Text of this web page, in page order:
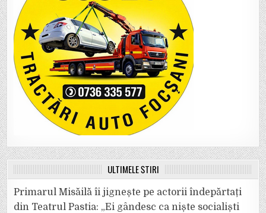
ULTIMELE ȘTIRI
Primarul Misăilă îi jignește pe actorii îndepărtați
din Teatrul Pastia: „Ei gândesc ca niște socialiști